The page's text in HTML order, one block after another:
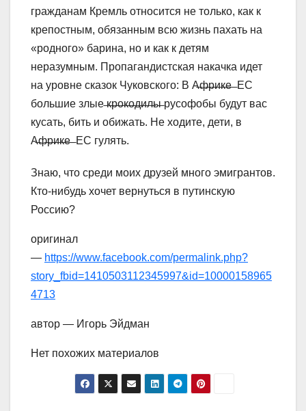
гражданам Кремль относится не только, как к
крепостным, обязанным всю жизнь пахать на
«родного» барина, но и как к детям
неразумным. Пропагандистская накачка идет
на уровне сказок Чуковского: В А̶ф̶р̶и̶к̶е̶ ̶ ЕС
большие злые ̶к̶р̶о̶к̶о̶д̶и̶л̶ы̶ русофобы будут вас
кусать, бить и обижать. Не ходите, дети, в
А̶ф̶р̶и̶к̶е̶ ̶ ЕС гулять.
Знаю, что среди моих друзей много эмигрантов.
Кто-нибудь хочет вернуться в путинскую
Россию?
оригинал
— https://www.facebook.com/permalink.php?
story_fbid=1410503112345997&id=10000158965
4713
автор — Игорь Эйдман
Нет похожих материалов